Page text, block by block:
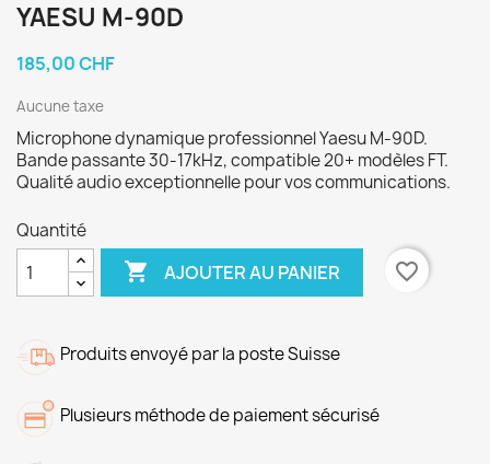
YAESU M-90D
185,00 CHF
Aucune taxe
Microphone dynamique professionnel Yaesu M-90D.
Bande passante 30-17kHz, compatible 20+ modèles FT.
Qualité audio exceptionnelle pour vos communications.
Quantité
 AJOUTER AU PANIER favorite_border
Produits envoyé par la poste Suisse
Plusieurs méthode de paiement sécurisé